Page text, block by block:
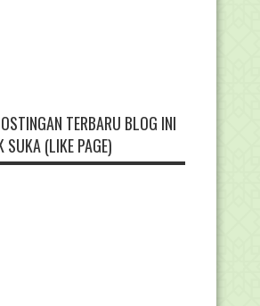
TERBARU BLOG INI
SUKA (LIKE PAGE)